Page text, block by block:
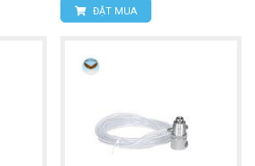
ĐẶT MUA